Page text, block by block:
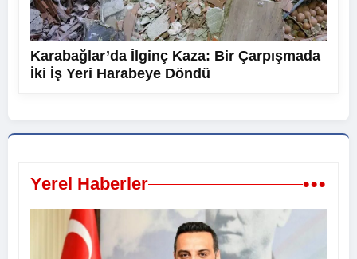
Karabağlar’da İlginç Kaza: Bir Çarpışmada
İki İş Yeri Harabeye Döndü
Yerel Haberler •••